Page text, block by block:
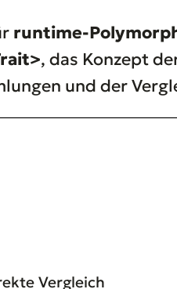
runtime-
, das Konzept
und der
Vergleich